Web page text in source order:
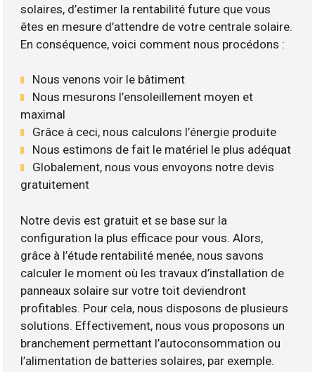
solaires, d’estimer la rentabilité future que vous
êtes en mesure d’attendre de votre centrale solaire.
En conséquence, voici comment nous procédons :
Nous venons voir le bâtiment
Nous mesurons l’ensoleillement moyen et
maximal
Grâce à ceci, nous calculons l’énergie produite
Nous estimons de fait le matériel le plus adéquat
Globalement, nous vous envoyons notre devis
gratuitement
Notre devis est gratuit et se base sur la
configuration la plus efficace pour vous. Alors,
grâce à l’étude rentabilité menée, nous savons
calculer le moment où les travaux d’installation de
panneaux solaire sur votre toit deviendront
profitables. Pour cela, nous disposons de plusieurs
solutions. Effectivement, nous vous proposons un
branchement permettant l’autoconsommation ou
l’alimentation de batteries solaires, par exemple.